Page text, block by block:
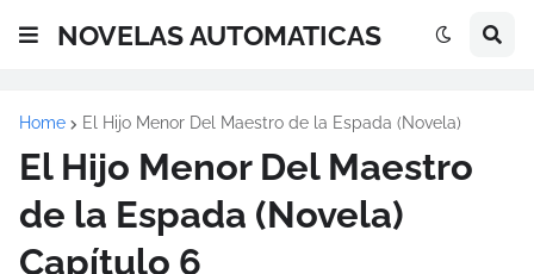
NOVELAS AUTOMATICAS
Home El Hijo Menor Del Maestro de la Espada (Novela)
El Hijo Menor Del Maestro
de la Espada (Novela)
Capítulo 6